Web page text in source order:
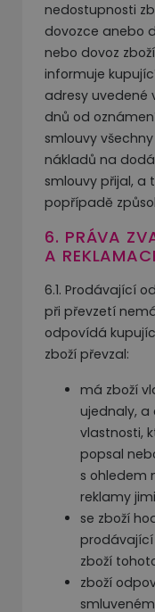
nedostupnosti
dovozce anebo
nebo dovoz
informuje
adresy uvedené
dnů od
smlouvy
nákladů na
smlouvy přijal, a
popřípadě
6. PRÁVA
A
6.1. Prodávající
při převzetí
odpovídá
zboží převzal:
má zboží
ujednaly,
vlastnosti,
popsal
s ohledem
reklamy
se zboží
prodávající
zboží
zboží